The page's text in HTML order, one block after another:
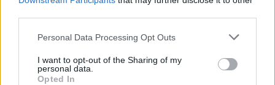
Personal Data Processing Opt Outs
I want to opt-out of the Sharing of my
personal data.
Opted In
Bärlauch-Rucola-Butter
Knoblauchbutter